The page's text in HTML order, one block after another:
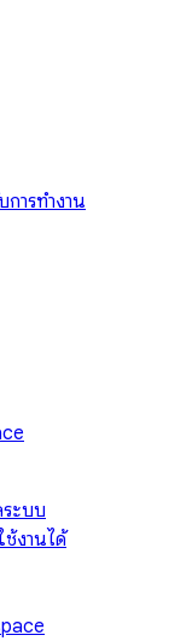
การทำงาน
ะบบ
ช้งานได้